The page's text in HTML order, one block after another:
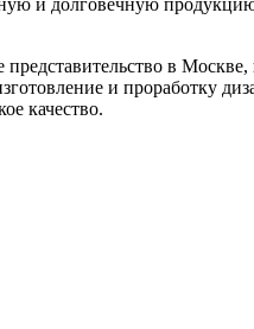
и долговечную
в Москве,
и проработку
качество.